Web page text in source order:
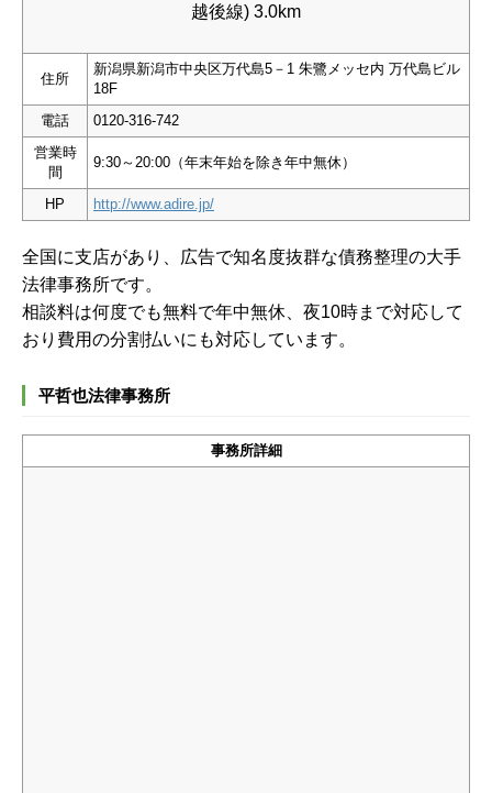
越後線) 3.0km
住所
新潟県新潟市中央区万代島5－1 朱鷺メッセ内 万代島ビル
18F
電話
0120-316-742
営業時
間
9:30～20:00（年末年始を除き年中無休）
HP http://www.adire.jp/
全国に支店があり、広告で知名度抜群な債務整理の大手
法律事務所です。
相談料は何度でも無料で年中無休、夜10時まで対応して
おり費用の分割払いにも対応しています。
平哲也法律事務所
事務所詳細